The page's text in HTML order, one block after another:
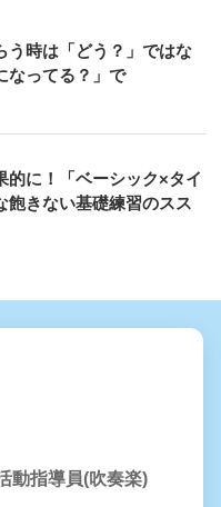
う時は「どう？」ではな
なってる？」で
的に！「ベーシック×タイ
飽きない基礎練習のスス
動指導員(吹奏楽)